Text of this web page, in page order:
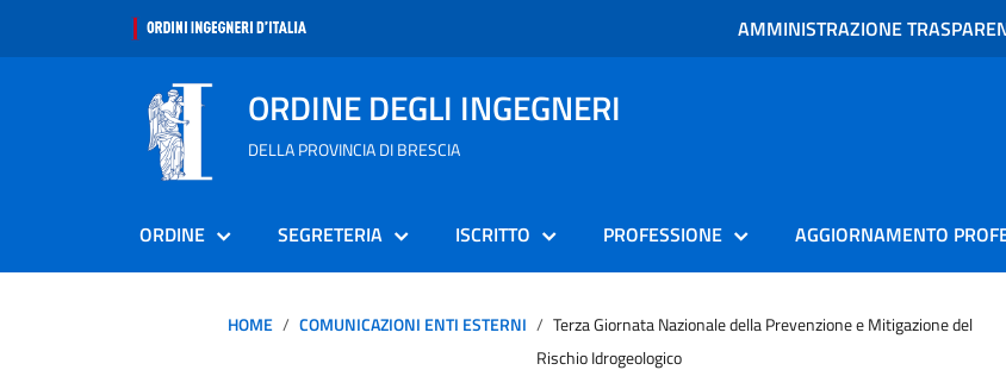
AMMINISTRAZIONE
ORDINE DEGLI INGEGNERI
DELLA PROVINCIA DI BRESCIA
ORDINE SEGRETERIA ISCRITTO PROFESSIONE AGGIORNAMENTO
HOME COMUNICAZIONI ENTI ESTERNI
Terza Giornata Nazionale della Prevenzione e Mitigazione del
Rischio Idrogeologico